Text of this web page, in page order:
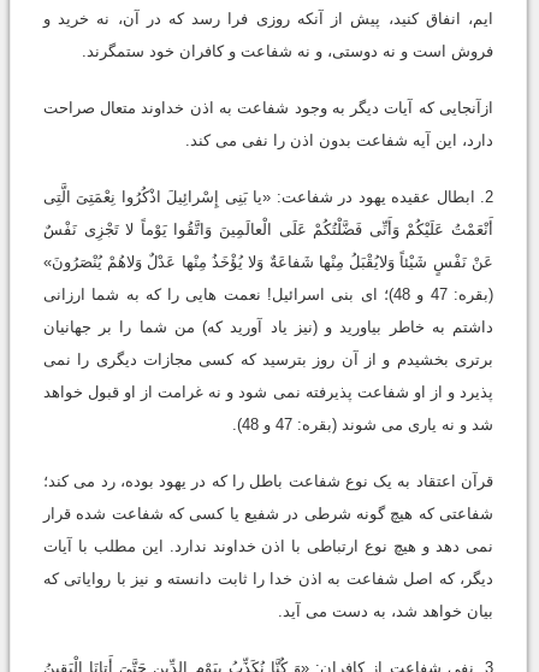
ایم، انفاق کنید، پیش از آنکه روزی فرا رسد که در آن، نه خرید و
فروش است و نه دوستی، و نه شفاعت و کافران خود ستمگرند.
ازآنجایی که آیات دیگر به وجود شفاعت به اذن خداوند متعال صراحت
دارد، این آیه شفاعت بدون اذن را نفی می کند.
2. ابطال عقیده یهود در شفاعت: «یا بَنِی إِسْرائِیلَ اذْکُرُوا نِعْمَتِیَ الَّتِی
أَنْعَمْتُ عَلَیْکُمْ وَأَنِّی فَضَّلْتُکُمْ عَلَی الْعالَمِینَ وَاتَّقُوا یَوْماً لا تَجْزِی نَفْسٌ
عَنْ نَفْسٍ شَیْئاً وَلایُقْبَلُ مِنْها شَفاعَةٌ وَلا یُؤْخَذُ مِنْها عَدْلٌ وَلاهُمْ یُنْصَرُونَ»
(بقره: 47 و 48)؛ ای بنی اسرائیل! نعمت هایی را که به شما ارزانی
داشتم به خاطر بیاورید و (نیز یاد آورید که) من شما را بر جهانیان
برتری بخشیدم و از آن روز بترسید که کسی مجازات دیگری را نمی
پذیرد و از او شفاعت پذیرفته نمی شود و نه غرامت از او قبول خواهد
شد و نه یاری می شوند (بقره: 47 و 48).
قرآن اعتقاد به یک نوع شفاعت باطل را که در یهود بوده، رد می کند؛
شفاعتی که هیچ گونه شرطی در شفیع یا کسی که شفاعت شده قرار
نمی دهد و هیچ نوع ارتباطی با اذن خداوند ندارد. این مطلب با آیات
دیگر، که اصل شفاعت به اذن خدا را ثابت دانسته و نیز با روایاتی که
بیان خواهد شد، به دست می آید.
3. نفی شفاعت از کافران: «وَ کُنَّا نُکَذِّبُ بِیَوْمِ الدِّینِ حَتَّیَ أَتانَا الْیَقِینُ